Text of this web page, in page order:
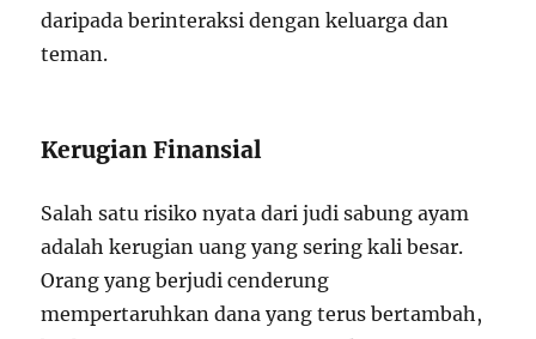
daripada berinteraksi dengan keluarga dan
teman.
Kerugian Finansial
Salah satu risiko nyata dari judi sabung ayam
adalah kerugian uang yang sering kali besar.
Orang yang berjudi cenderung
mempertaruhkan dana yang terus bertambah,